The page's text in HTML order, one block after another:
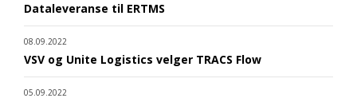
Dataleveranse til ERTMS
08.09.2022
VSV og Unite Logistics velger TRACS Flow
05.09.2022